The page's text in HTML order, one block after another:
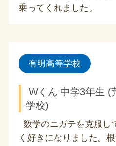
乗ってくれました。
有明高等学校
Wくん 中学3年生 (
学校)
数学のニガテを克服し
く好きになりました。